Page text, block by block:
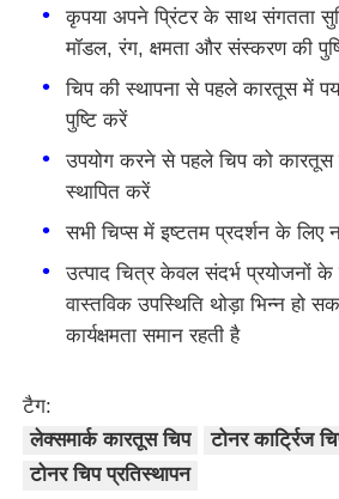
Kyocera टोनर चिप
सैमसंग टोनर चिप
कैनन टोनर चिप
ओकेआई टोनर चिप
भाई टोनर चिप
मिनोल्टा टोनर चिप
रिकोह टोनर चिप
कृपया अपने प्रिंटर के साथ संगतता
मॉडल, रंग, क्षमता और संस्करण की
चिप की स्थापना से पहले कारतूस में
पुष्टि करें
उपयोग करने से पहले चिप को कारतूस
स्थापित करें
सभी चिप्स में इष्टतम प्रदर्शन के लिए
उत्पाद चित्र केवल संदर्भ प्रयोजनों
वास्तविक उपस्थिति थोड़ा भिन्न हो
कार्यक्षमता समान रहती है
टैग:
लेक्समार्क कारतूस चिप
टोनर कार्ट्रिज
टोनर चिप प्रतिस्थापन